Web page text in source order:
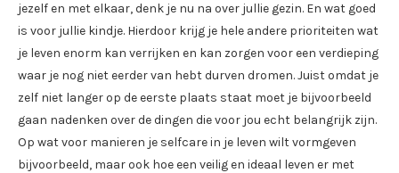
jezelf en met elkaar, denk je nu na over jullie gezin. En wat goed
is voor jullie kindje. Hierdoor krijg je hele andere prioriteiten wat
je leven enorm kan verrijken en kan zorgen voor een verdieping
waar je nog niet eerder van hebt durven dromen. Juist omdat je
zelf niet langer op de eerste plaats staat moet je bijvoorbeeld
gaan nadenken over de dingen die voor jou echt belangrijk zijn.
Op wat voor manieren je selfcare in je leven wilt vormgeven
bijvoorbeeld, maar ook hoe een veilig en ideaal leven er met